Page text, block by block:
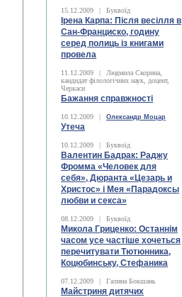
15.12.2009 | Буквоїд
Ірена Карпа: Після весілля в
Сан-Франциско, годину
серед полиць із книгами
провела
11.12.2009 |
Людмила Скорина,
кандидат філологічних наук, доцент,
Черкаси
Бажання справжності
10.12.2009 | Олександр Моцар
Утеча
10.12.2009 | Буквоїд
Валентин Бадрак: Раджу
Фромма «Человек для
себя», Дюранта «Цезарь и
Христос» і Мея «Парадоксы
любви и секса»
08.12.2009 | Буквоїд
Микола Гриценко: Останнім
часом усе частіше хочеться
перечитувати Тютюнника,
Коцюбинську, Стефаника
07.12.2009 | Галина Бокшань
Майстриня дитячих